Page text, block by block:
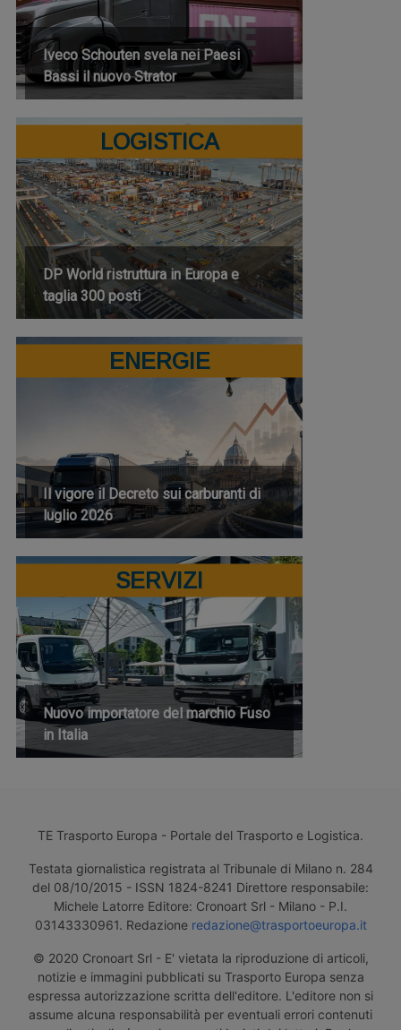
Iveco Schouten svela nei Paesi
Bassi il nuovo Strator
LOGISTICA
DP World ristruttura in Europa e
taglia 300 posti
ENERGIE
Il vigore il Decreto sui carburanti di
luglio 2026
SERVIZI
Nuovo importatore del marchio Fuso
in Italia
TE Trasporto Europa - Portale del Trasporto e Logistica.
Testata giornalistica registrata al Tribunale di Milano n. 284
del 08/10/2015 - ISSN 1824-8241 Direttore responsabile:
Michele Latorre Editore: Cronoart Srl - Milano - P.I.
03143330961. Redazione redazione@trasportoeuropa.it
© 2020 Cronoart Srl - E' vietata la riproduzione di articoli,
notizie e immagini pubblicati su Trasporto Europa senza
espressa autorizzazione scritta dell'editore. L'editore non si
assume alcuna responsabilità per eventuali errori contenuti